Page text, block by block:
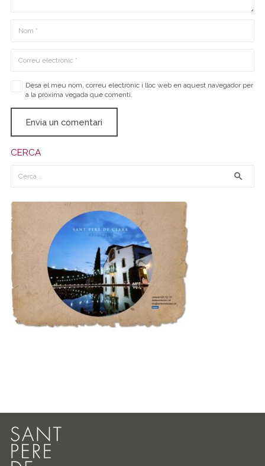
Desa el meu nom, correu electrònic i lloc web en aquest navegador per
a la pròxima vegada que comenti.
Envia un comentari
CERCA